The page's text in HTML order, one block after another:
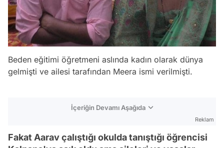
Beden eğitimi öğretmeni aslında kadın olarak dünya
gelmişti ve ailesi tarafından Meera ismi verilmişti.
İçeriğin Devamı Aşağıda
Reklam
Fakat Aarav çalıştığı okulda tanıştığı öğrencisi